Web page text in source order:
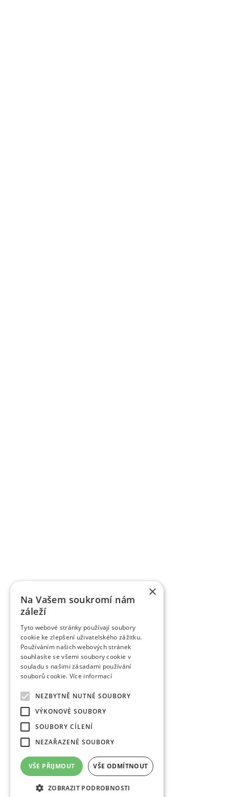
×
Na Vašem soukromí nám
záleží
Tyto webové stránky používají soubory
cookie ke zlepšení uživatelského zážitku.
Používáním našich webových stránek
souhlasíte se všemi soubory cookie v
souladu s našimi zásadami používání
souborů cookie. Více informací
NEZBYTNĚ NUTNÉ SOUBORY
VÝKONOVÉ SOUBORY
SOUBORY CÍLENÍ
NEZAŘAZENÉ SOUBORY
VŠE PŘIJMOUT VŠE ODMÍTNOUT
ZOBRAZIT PODROBNOSTI